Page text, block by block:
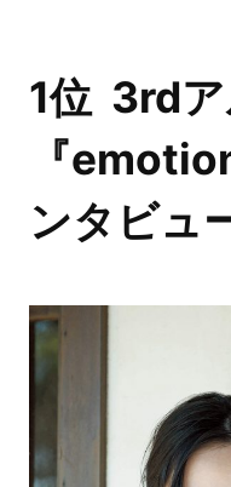
1位 3rd
『
ンタビュ